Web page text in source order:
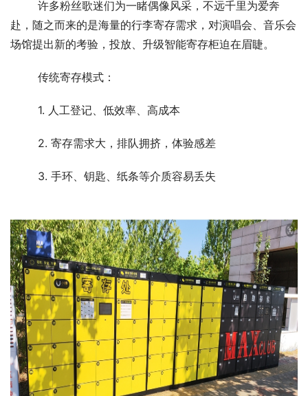
许多粉丝歌迷们为一睹偶像风采，不远千里为爱奔
赴，随之而来的是海量的行李寄存需求，对演唱会、音乐会
场馆提出新的考验，投放、升级智能寄存柜迫在眉睫。
传统寄存模式：
1. 人工登记、低效率、高成本
2. 寄存需求大，排队拥挤，体验感差
3. 手环、钥匙、纸条等介质容易丢失